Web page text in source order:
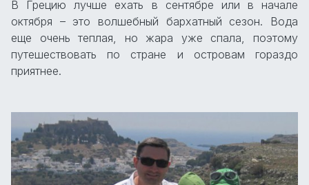
В Грецию лучше ехать в сентябре или в начале
октября – это волшебный бархатный сезон. Вода
еще очень теплая, но жара уже спала, поэтому
путешествовать по стране и островам гораздо
приятнее.